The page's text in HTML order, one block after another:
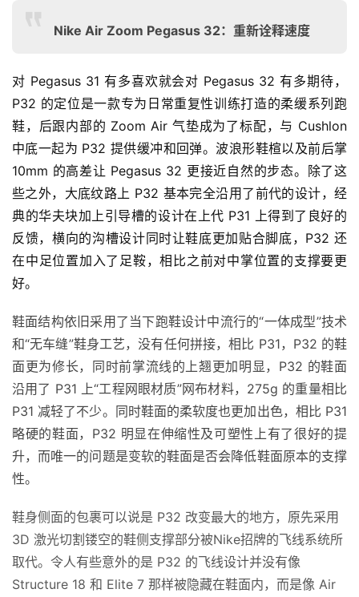
Nike Air Zoom Pegasus 32：重新诠释速度
对 Pegasus 31 有多喜欢就会对 Pegasus 32 有多期待，
P32 的定位是一款专为日常重复性训练打造的柔缓系列跑
鞋，后跟内部的 Zoom Air 气垫成为了标配，与 Cushlon
中底一起为 P32 提供缓冲和回弹。波浪形鞋楦以及前后掌
10mm 的高差让 Pegasus 32 更接近自然的步态。除了这
些之外，大底纹路上 P32 基本完全沿用了前代的设计，经
典的华夫块加上引导槽的设计在上代 P31 上得到了良好的
反馈，横向的沟槽设计同时让鞋底更加贴合脚底，P32 还
在中足位置加入了足鞍，相比之前对中掌位置的支撑要更
好。
鞋面结构依旧采用了当下跑鞋设计中流行的“一体成型”技术
和“无车缝”鞋身工艺，没有任何拼接，相比 P31，P32 的鞋
面更为修长，同时前掌流线的上翘更加明显，P32 的鞋面
沿用了 P31 上“工程网眼材质”网布材料，275g 的重量相比
P31 减轻了不少。同时鞋面的柔软度也更加出色，相比 P31
略硬的鞋面，P32 明显在伸缩性及可塑性上有了很好的提
升，而唯一的问题是变软的鞋面是否会降低鞋面原本的支撑
性。
鞋身侧面的包裹可以说是 P32 改变最大的地方，原先采用
3D 激光切割镂空的鞋侧支撑部分被Nike招牌的飞线系统所
取代。令人有些意外的是 P32 的飞线设计并没有像
Structure 18 和 Elite 7 那样被隐藏在鞋面内，而是像 Air